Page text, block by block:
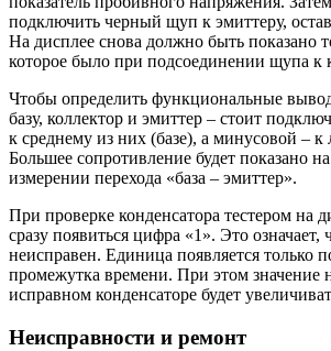
подключить черный щуп к эмиттеру,
На дисплее снова должно быть показано
которое было при подсоединении щупа к
Чтобы определить функциональные
базу, коллектор и эмиттер – стоит
к среднему из них (базе), а минусовой –
Большее сопротивление будет показано
измерении перехода «база – эмиттер».
При проверке конденсатора тестером на
сразу появиться цифра «1». Это означает,
неисправен. Единица появляется только
промежутка времени. При этом значение
исправном конденсаторе будет
Неисправности и ремонт